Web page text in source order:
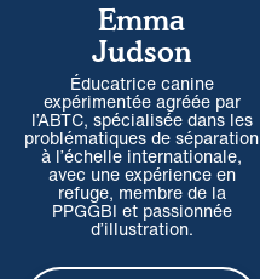
Emma
Judson
Éducatrice canine
expérimentée agréée par
l’ABTC, spécialisée dans les
problématiques de séparation
à l’échelle internationale,
avec une expérience en
refuge, membre de la
PPGGBI et passionnée
d’illustration.